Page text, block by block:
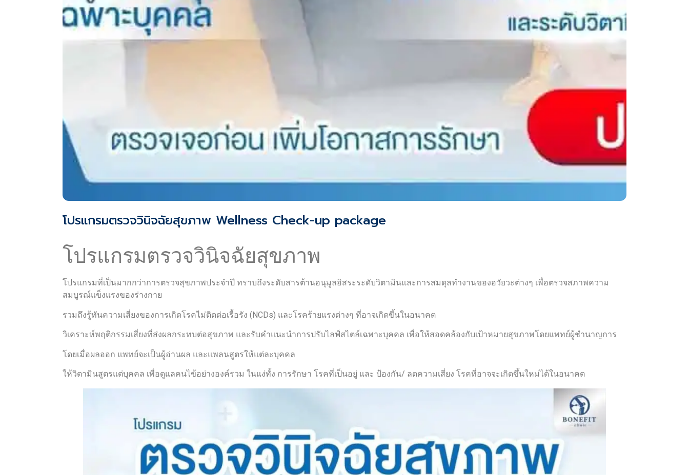
โปรแกรมตรวจวินิจฉัยสุขภาพ Wellness Check-up package
โปรแกรมตรวจวินิจฉัยสุขภาพ
โปรแกรมที่เป็นมากกว่าการตรวจสุขภาพประจำปี ทราบถึงระดับสารต้านอนุมูลอิสระระดับวิตามินและการสมดุลทำงานของอวัยวะต่างๆ เพื่อตรวจสภาพความ
สมบูรณ์แข็งแรงของร่างกาย
รวมถึงรู้ทันความเสี่ยงของการเกิดโรคไม่ติดต่อเรื้อรัง (NCDs) และโรคร้ายแรงต่างๆ ที่อาจเกิดขึ้นในอนาคต
วิเคราะห์พฤติกรรมเสี่ยงที่ส่งผลกระทบต่อสุขภาพ และรับคำแนะนำการปรับไลฟ์สไตล์เฉพาะบุคคล เพื่อให้สอดคล้องกับเป้าหมายสุขภาพโดยแพทย์ผู้ชำนาญการ
โดยเมื่อผลออก แพทย์จะเป็นผู้อ่านผล และแพลนสูตรให้แต่ละบุคคล
ให้วิตามินสูตรแต่บุคคล เพื่อดูแลคนไข้อย่างองค์รวม ในแง่ทั้ง การรักษา โรคที่เป็นอยู่ และ ป้องกัน/ ลดความเสี่ยง โรคที่อาจจะเกิดขึ้นใหม่ได้ในอนาคต